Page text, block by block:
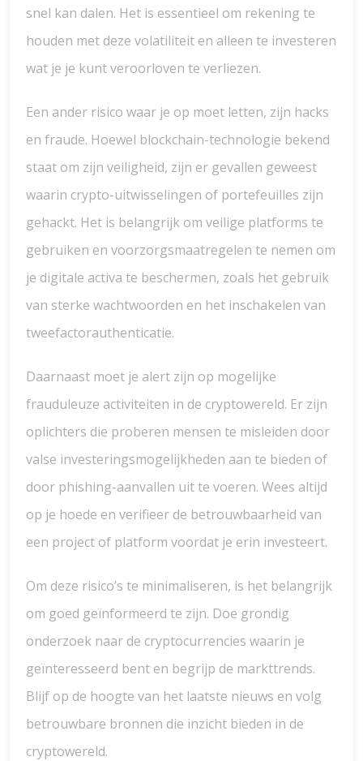
snel kan dalen. Het is essentieel om rekening te
houden met deze volatiliteit en alleen te investeren
wat je je kunt veroorloven te verliezen.
Een ander risico waar je op moet letten, zijn hacks
en fraude. Hoewel blockchain-technologie bekend
staat om zijn veiligheid, zijn er gevallen geweest
waarin crypto-uitwisselingen of portefeuilles zijn
gehackt. Het is belangrijk om veilige platforms te
gebruiken en voorzorgsmaatregelen te nemen om
je digitale activa te beschermen, zoals het gebruik
van sterke wachtwoorden en het inschakelen van
tweefactorauthenticatie.
Daarnaast moet je alert zijn op mogelijke
frauduleuze activiteiten in de cryptowereld. Er zijn
oplichters die proberen mensen te misleiden door
valse investeringsmogelijkheden aan te bieden of
door phishing-aanvallen uit te voeren. Wees altijd
op je hoede en verifieer de betrouwbaarheid van
een project of platform voordat je erin investeert.
Om deze risico’s te minimaliseren, is het belangrijk
om goed geïnformeerd te zijn. Doe grondig
onderzoek naar de cryptocurrencies waarin je
geïnteresseerd bent en begrijp de markttrends.
Blijf op de hoogte van het laatste nieuws en volg
betrouwbare bronnen die inzicht bieden in de
cryptowereld.